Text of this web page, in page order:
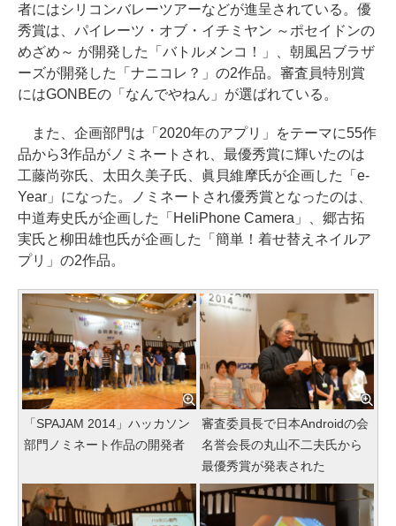
者にはシリコンバレーツアーなどが進呈されている。優
秀賞は、パイレーツ・オブ・イチミヤン ～ポセイドンの
めざめ～ が開発した「バトルメンコ！」、朝風呂ブラザ
ーズが開発した「ナニコレ？」の2作品。審査員特別賞
にはGONBEの「なんでやねん」が選ばれている。
また、企画部門は「2020年のアプリ」をテーマに55作
品から3作品がノミネートされ、最優秀賞に輝いたのは
工藤尚弥氏、太田久美子氏、眞貝維摩氏が企画した「e-
Year」になった。ノミネートされ優秀賞となったのは、
中道寿史氏が企画した「HeliPhone Camera」、郷古拓
実氏と柳田雄也氏が企画した「簡単！着せ替えネイルア
プリ」の2作品。
「SPAJAM 2014」ハッカソン
部門ノミネート作品の開発者
審査委員長で日本Androidの会
名誉会長の丸山不二夫氏から
最優秀賞が発表された